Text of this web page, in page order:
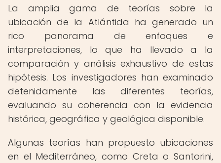
La amplia gama de teorías sobre la
ubicación de la Atlántida ha generado un
rico panorama de enfoques e
interpretaciones, lo que ha llevado a la
comparación y análisis exhaustivo de estas
hipótesis. Los investigadores han examinado
detenidamente las diferentes teorías,
evaluando su coherencia con la evidencia
histórica, geográfica y geológica disponible.
Algunas teorías han propuesto ubicaciones
en el Mediterráneo, como Creta o Santorini,